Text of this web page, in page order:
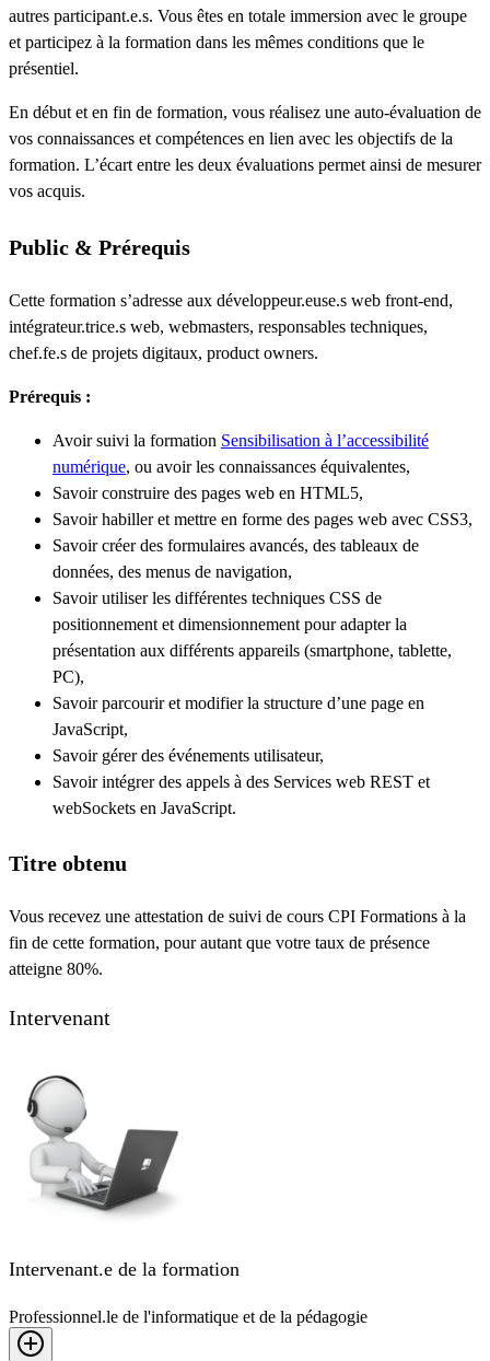
autres participant.e.s. Vous êtes en totale immersion avec le groupe
et participez à la formation dans les mêmes conditions que le
présentiel.
En début et en fin de formation, vous réalisez une auto-évaluation de
vos connaissances et compétences en lien avec les objectifs de la
formation. L’écart entre les deux évaluations permet ainsi de mesurer
vos acquis.
Public & Prérequis
Cette formation s’adresse aux développeur.euse.s web front-end,
intégrateur.trice.s web, webmasters, responsables techniques,
chef.fe.s de projets digitaux, product owners.
Prérequis :
Avoir suivi la formation Sensibilisation à l’accessibilité
numérique, ou avoir les connaissances équivalentes,
Savoir construire des pages web en HTML5,
Savoir habiller et mettre en forme des pages web avec CSS3,
Savoir créer des formulaires avancés, des tableaux de
données, des menus de navigation,
Savoir utiliser les différentes techniques CSS de
positionnement et dimensionnement pour adapter la
présentation aux différents appareils (smartphone, tablette,
PC),
Savoir parcourir et modifier la structure d’une page en
JavaScript,
Savoir gérer des événements utilisateur,
Savoir intégrer des appels à des Services web REST et
webSockets en JavaScript.
Titre obtenu
Vous recevez une attestation de suivi de cours CPI Formations à la
fin de cette formation, pour autant que votre taux de présence
atteigne 80%.
Intervenant
Intervenant.e de la formation
Professionnel.le de l'informatique et de la pédagogie